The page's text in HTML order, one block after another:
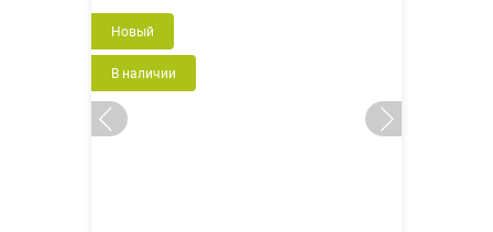
Новый
В наличии